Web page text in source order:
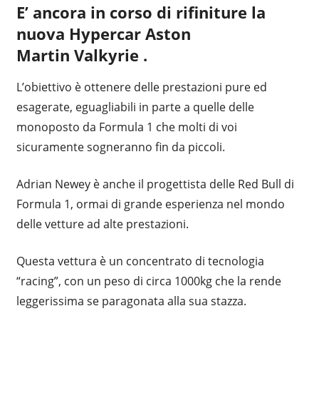
E’ ancora in corso di rifiniture la
nuova HypercarAston
Martin Valkyrie .
L’obiettivo è ottenere delle prestazioni pure ed
esagerate, eguagliabili in parte a quelle delle
monoposto da Formula 1 che molti di voi
sicuramente sogneranno fin da piccoli.
Adrian Newey è anche il progettista delle Red Bull di
Formula 1, ormai di grande esperienza nel mondo
delle vetture ad alte prestazioni.
Questa vettura è un concentrato di tecnologia
“racing”, con un peso di circa 1000kg che la rende
leggerissima se paragonata alla sua stazza.